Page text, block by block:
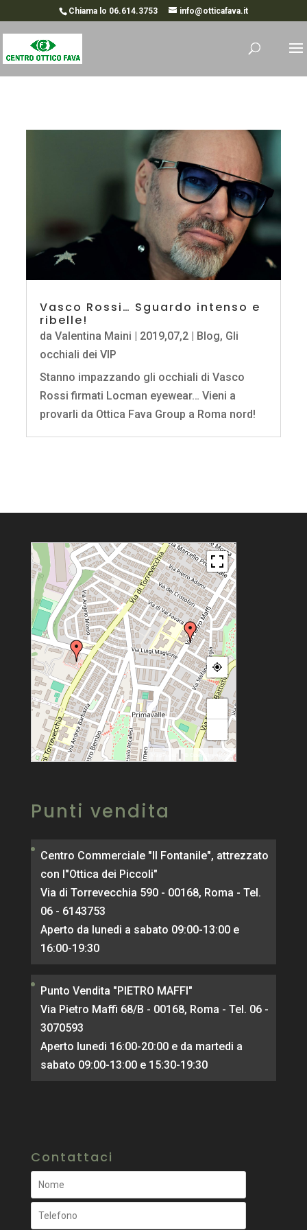
Chiama lo 06.614.3753 info@otticafava.it
Vasco Rossi… Sguardo intenso e
ribelle!
daValentina Maini 2019,07,2 Blog, Gli
occhiali dei VIP
Stanno impazzando gli occhiali di Vasco
Rossi firmati Locman eyewear… Vieni a
provarli da Ottica Fava Group a Roma nord!
© OpenStreetMap
Punti vendita
Centro Commerciale "Il Fontanile", attrezzato
con l"Ottica dei Piccoli"
Via di Torrevecchia 590 - 00168, Roma - Tel.
06 - 6143753
Aperto da lunedi a sabato 09:00-13:00 e
16:00-19:30
Punto Vendita "PIETRO MAFFI"
Via Pietro Maffi 68/B - 00168, Roma - Tel. 06 -
3070593
Aperto lunedi 16:00-20:00 e da martedi a
sabato 09:00-13:00 e 15:30-19:30
Contattaci